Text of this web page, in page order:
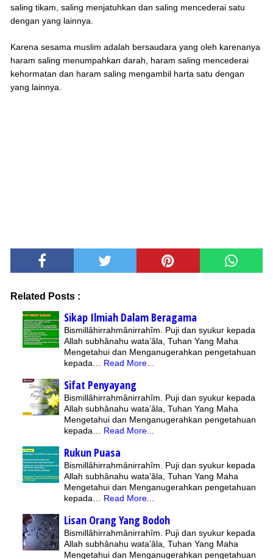
saling tikam, saling menjatuhkan dan saling mencederai satu
dengan yang lainnya.
Karena sesama muslim adalah bersaudara yang oleh karenanya
haram saling menumpahkan darah, haram saling mencederai
kehormatan dan haram saling mengambil harta satu dengan
yang lainnya.
Related Posts :
Sikap Ilmiah Dalam Beragama
Bismillâhirrahmânirrahîm. Puji dan syukur kepada
Allah subhânahu wata’âla, Tuhan Yang Maha
Mengetahui dan Menganugerahkan pengetahuan
kepada… Read More...
Sifat Penyayang
Bismillâhirrahmânirrahîm. Puji dan syukur kepada
Allah subhânahu wata’âla, Tuhan Yang Maha
Mengetahui dan Menganugerahkan pengetahuan
kepada… Read More...
Rukun Puasa
Bismillâhirrahmânirrahîm. Puji dan syukur kepada
Allah subhânahu wata’âla, Tuhan Yang Maha
Mengetahui dan Menganugerahkan pengetahuan
kepada… Read More...
Lisan Orang Yang Bodoh
Bismillâhirrahmânirrahîm. Puji dan syukur kepada
Allah subhânahu wata’âla, Tuhan Yang Maha
Mengetahui dan Menganugerahkan pengetahuan